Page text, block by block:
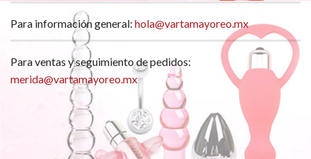
Para información general: hola@vartamayoreo.mx
Para ventas y seguimiento de pedidos:
merida@vartamayoreo.mx